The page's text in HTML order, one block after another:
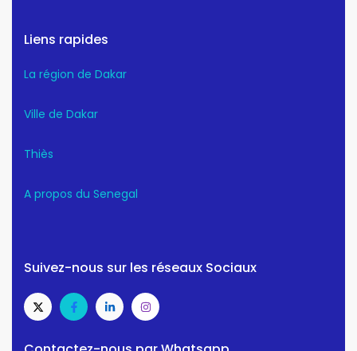
Liens rapides
La région de Dakar
Ville de Dakar
Thiès
A propos du Senegal
Suivez-nous sur les réseaux Sociaux